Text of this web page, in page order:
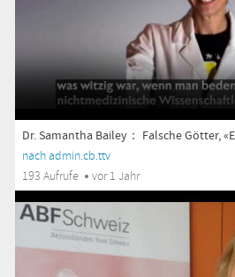
Dr. Samantha Bailey： Falsche Götter,
nach admin.cb.ttv
193 Aufrufe
vor 1 Jahr